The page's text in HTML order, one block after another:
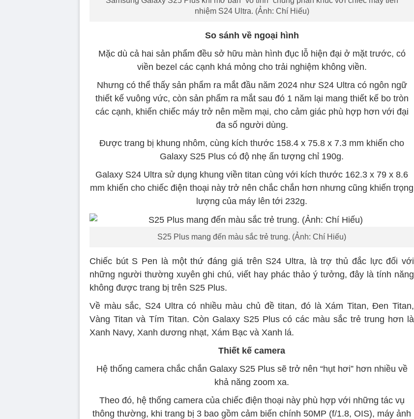
nhiệm S24 Ultra. (Ảnh: Chí Hiếu)
So sánh về ngoại hình
Mặc dù cả hai sản phẩm đều sở hữu màn hình đục lỗ hiện đại ở mặt trước, có
viền bezel các cạnh khá mỏng cho trải nghiệm không viền.
Nhưng có thể thấy sản phẩm ra mắt đầu năm 2024 như S24 Ultra có ngôn ngữ
thiết kế vuông vức, còn sản phẩm ra mắt sau đó 1 năm lại mang thiết kế bo tròn
các cạnh, khiến chiếc máy trở nên mềm mại, cho cảm giác phù hợp hơn với đại
đa số người dùng.
Được trang bị khung nhôm, cùng kích thước 158.4 x 75.8 x 7.3 mm khiến cho
Galaxy S25 Plus có độ nhẹ ấn tượng chỉ 190g.
Galaxy S24 Ultra sử dụng khung viền titan cùng với kích thước 162.3 x 79 x 8.6
mm khiến cho chiếc điện thoại này trở nên chắc chắn hơn nhưng cũng khiến trọng
lượng của máy lên tới 232g.
S25 Plus mang đến màu sắc trẻ trung. (Ảnh: Chí Hiếu)
Chiếc bút S Pen là một thứ đáng giá trên S24 Ultra, là trợ thủ đắc lực đối với
những người thường xuyên ghi chú, viết hay phác thảo ý tưởng, đây là tính năng
không được trang bị trên S25 Plus.
Về màu sắc, S24 Ultra có nhiều màu chủ đề titan, đó là Xám Titan, Đen Titan,
Vàng Titan và Tím Titan. Còn Galaxy S25 Plus có các màu sắc trẻ trung hơn là
Xanh Navy, Xanh dương nhạt, Xám Bạc và Xanh lá.
Thiết kế camera
Hệ thống camera chắc chắn Galaxy S25 Plus sẽ trở nên “hụt hơi” hơn nhiều về
khả năng zoom xa.
Theo đó, hệ thống camera của chiếc điện thoại này phù hợp với những tác vụ
thông thường, khi trang bị 3 bao gồm cảm biến chính 50MP (f/1.8, OIS), máy ảnh